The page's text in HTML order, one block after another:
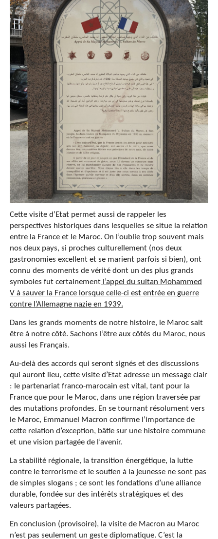
Cette visite d’Etat permet aussi de rappeler les
perspectives historiques dans lesquelles se situe la relation
entre la France et le Maroc. On l’oublie trop souvent mais
nos deux pays, si proches culturellement (nos deux
gastronomies excellent et se marient parfois si bien), ont
connu des moments de vérité dont un des plus grands
symboles fut certainement l’appel du sultan Mohammed
V à sauver la France lorsque celle-ci est entrée en guerre
contre l’Allemagne nazie en 1939.
Dans les grands moments de notre histoire, le Maroc sait
être à notre côté. Sachons l’être aux côtés du Maroc, nous
aussi les Français.
Au-delà des accords qui seront signés et des discussions
qui auront lieu, cette visite d’Etat adresse un message clair
: le partenariat franco-marocain est vital, tant pour la
France que pour le Maroc, dans une région traversée par
des mutations profondes. En se tournant résolument vers
le Maroc, Emmanuel Macron confirme l’importance de
cette relation d’exception, bâtie sur une histoire commune
et une vision partagée de l’avenir.
La stabilité régionale, la transition énergétique, la lutte
contre le terrorisme et le soutien à la jeunesse ne sont pas
de simples slogans ; ce sont les fondations d’une alliance
durable, fondée sur des intérêts stratégiques et des
valeurs partagées.
En conclusion (provisoire), la visite de Macron au Maroc
n’est pas seulement un geste diplomatique. C’est la